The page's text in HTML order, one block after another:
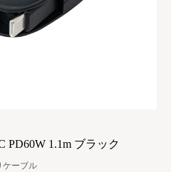
PD60W 1.1m ブラック
ケーブル